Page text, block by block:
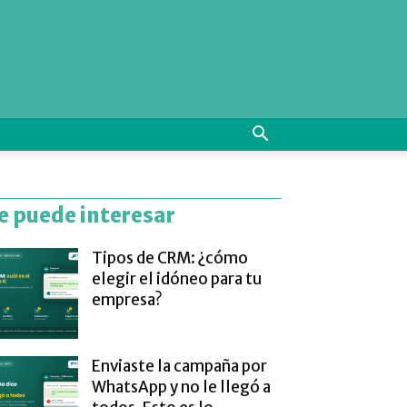
puede interesar
Tipos de CRM: ¿cómo
elegir el idóneo para tu
empresa?
Enviaste la campaña por
WhatsApp y no le llegó a